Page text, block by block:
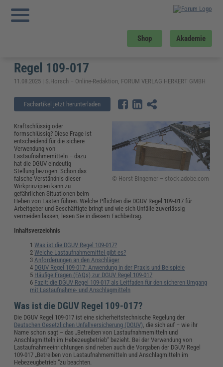
Shop Akademie
Sie sind hier: Bau und Gebäudemanagement»
Lastaufnahmemittel: mehr Sicherheit am Haken – ein Blick in die DGUV Regel
109-017
Lastaufnahmemittel: mehr Sicherheit
Regel 109-017
11.08.2025 | S.Horsch – Online-Redaktion, FORUM VERLAG HERKERT GMBH
Fachartikel jetzt herunterladen
© Horst Bingemer – stock.adobe.com
Kraftschlüssig oder
formschlüssig? Diese Frage ist
entscheidend für die sichere
Verwendung von
Lastaufnahmemitteln – dazu
hat die DGUV eindeutig
Stellung bezogen. Schon das
falsche Verständnis dieser
Wirkprinzipien kann zu
gefährlichen Situationen beim
Heben von Lasten führen. Welche Pflichten die DGUV Regel 109‑017 für
Arbeitgeber und Beschäftigte bringt und wie sich Unfälle zuverlässig
vermeiden lassen, lesen Sie in diesem Fachbeitrag.
Inhaltsverzeichnis
Was ist die DGUV Regel 109-017?
Welche Lastaufnahmemittel gibt es?
Anforderungen an den Anschläger
DGUV Regel 109-017: Anwendung in der Praxis und Beispiele
Häufige Fragen (FAQs) zur DGUV Regel 109-017
Fazit: die DGUV Regel 109-017 als Leitfaden für den sicheren Umgang
mit Lastaufnahme- und Anschlagmitteln
Was ist die DGUV Regel 109-017?
Die DGUV Regel 109-017 ist eine sicherheitstechnische Regelung der
Deutschen Gesetzlichen Unfallversicherung (DGUV), die sich auf – wie ihr
Name schon sagt – das „Betreiben von Lastaufnahmemitteln und
Anschlagmitteln im Hebezeugbetrieb“ bezieht. Bei der Verwendung von
Lastaufnahmeeinrichtungen sind neben auch die Vorgaben der DGUV Regel
109-017 „Betreiben von Lastaufnahmemitteln und Anschlagmitteln im
Hebezeugbetrieb “zu beachten.